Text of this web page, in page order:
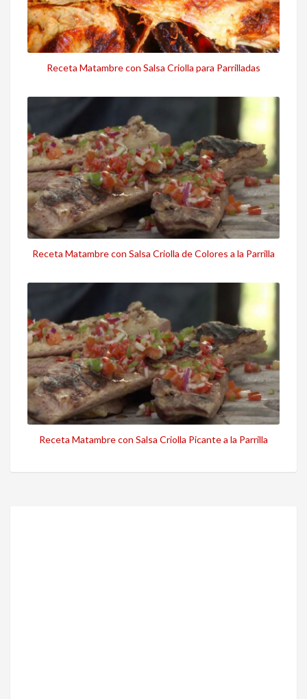
Receta Matambre con Salsa Criolla para Parrilladas
Receta Matambre con Salsa Criolla de Colores a la Parrilla
Receta Matambre con Salsa Criolla Picante a la Parrilla